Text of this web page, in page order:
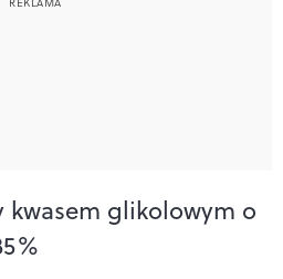
kwasem glikolowym o